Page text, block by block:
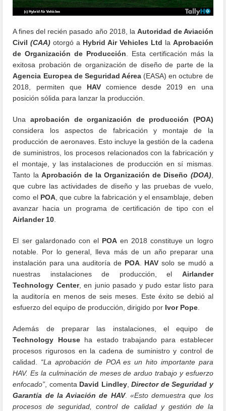
A fines del recién pasado año 2018, la Autoridad de Aviación
Civil(CAA) otorgó a Hybrid Air Vehicles Ltd la Aprobación
de Organización de Producción . Esta certificación más la
exitosa probación de organización de diseño de parte de la
Agencia Europea de Seguridad Aérea (EASA) en octubre de
2018, permiten que HAVcomience desde 2019 en una
posición sólida para lanzar la producción.
Una aprobación de organización de producción
(POA)
considera los aspectos de fabricación y montaje de la
producción de aeronaves. Esto incluye la gestión de la cadena
de suministros, los procesos relacionados con la fabricación y
el montaje, y las instalaciones de producción en sí mismas.
Tanto la Aprobación de la Organización de Diseño (DOA),
que cubre las actividades de diseño y las pruebas de vuelo,
como el POA, que cubre la fabricación y el ensamblaje, deben
avanzar hacia un programa de certificación de tipo con el
Airlander 10
El ser galardonado con el POA en 2018 constituye un logro
notable. Por lo general, lleva más de un año preparar una
instalación para una auditoría de POA. HAV solo se mudó a
nuestras instalaciones de producción, el Airlander
Technology Center, en junio pasado y pudo estar listo para
la auditoría en menos de seis meses. Este éxito se debió al
esfuerzo del equipo de producción, dirigido por Ivor Pope
Además de preparar las instalaciones, el equipo de
Technology Househa estado trabajando para establecer
procesos rigurosos en la cadena de suministro y control de
calidad.
“La aprobación de POA es un hito importante para
HAV. Es la culminación de meses de arduo trabajo y esfuerzo
enfocado” , comenta David Lindley,Director de Seguridad y
Garantía de la Aviación de HAV. «Esto demuestra que los
procesos de seguridad, control de calidad y gestión de la